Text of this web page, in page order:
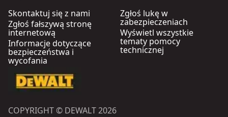
Skontaktuj się z nami
Zgłoś fałszywą stronę
internetową
Informacje dotyczące
bezpieczeństwa i
wycofania
Zgłoś lukę w
zabezpieczeniach
Wyświetl wszystkie
tematy pomocy
technicznej
COPYRIGHT © DEWALT 2026